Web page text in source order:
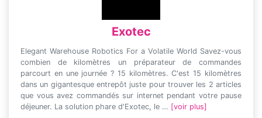
Exotec
Elegant Warehouse Robotics For a Volatile World Savez-vous
combien de kilomètres un préparateur de commandes
parcourt en une journée ? 15 kilomètres. C'est 15 kilomètres
dans un gigantesque entrepôt juste pour trouver les 2 articles
que vous avez commandés sur internet pendant votre pause
déjeuner. La solution phare d'Exotec, le … [voir plus]